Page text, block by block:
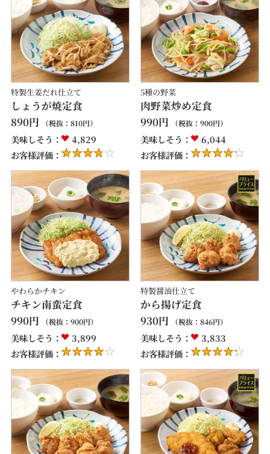
特製生姜だれ仕立て
しょうが焼定食
890円 （税抜： 810円）
美味しそう：
4,829
お客様評価：
5種の野菜
肉野菜炒め定食
990円 （税抜： 900円）
美味しそう：
6,044
お客様評価：
やわらかチキン
チキン南蛮定食
990円 （税抜： 900円）
美味しそう：
3,899
お客様評価：
特製醤油仕立て
から揚げ定食
930円 （税抜： 846円）
美味しそう：
3,833
お客様評価：